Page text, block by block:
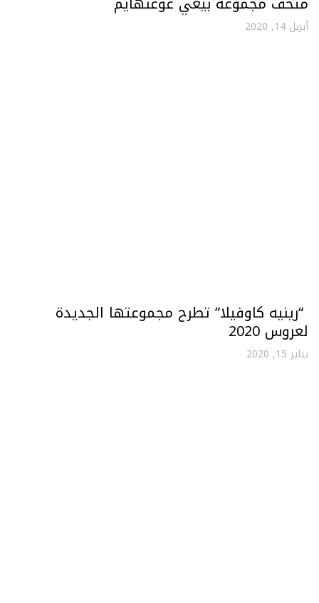
أبريل 14, 2020
“رينيه كاوفيلا” تطرح مجموعتها الجديدة
لعروس 2020
يناير 15, 2020